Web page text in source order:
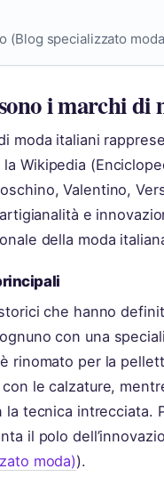
(Blog specializzato
i marchi di
moda italiani
la Wikipedia
Valentino,
e
della moda
che hanno
con una
rinomato per la
le calzature,
la tecnica intrecciata.
il polo
moda)).